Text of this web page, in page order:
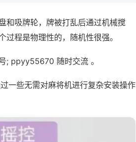
和吸牌轮，牌被打乱后通过机械搅
程是物理性的，随机性很强。
; ppyy55670 随时交流 。
一些无需对麻将机进行复杂安装操作